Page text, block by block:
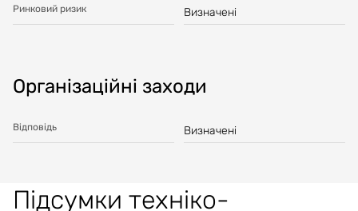
Ринковий ризик Визначені
Організаційні заходи
Відповідь Визначені
Підсумки техніко-